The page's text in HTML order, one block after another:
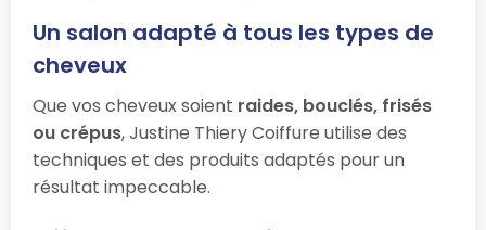
Un salon adapté à tous les types de
cheveux
Que vos cheveux soient raides, bouclés, frisés
ou crépus, Justine Thiery Coiffure utilise des
techniques et des produits adaptés pour un
résultat impeccable.